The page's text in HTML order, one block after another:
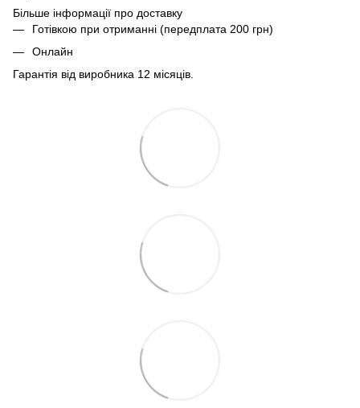
Більше інформації про доставку
Готівкою при отриманні (передплата 200 грн)
Онлайн
Гарантія від виробника 12 місяців.